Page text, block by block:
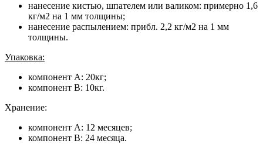
нанесение кистью, шпателем или валиком: примерно 1,6
кг/м2 на 1 мм толщины;
нанесение распылением: прибл. 2,2 кг/м2 на 1 мм
толщины.
Упаковка:
компонент А: 20кг;
компонент В: 10кг.
Хранение:
компонент А: 12 месяцев;
компонент В: 24 месяца.